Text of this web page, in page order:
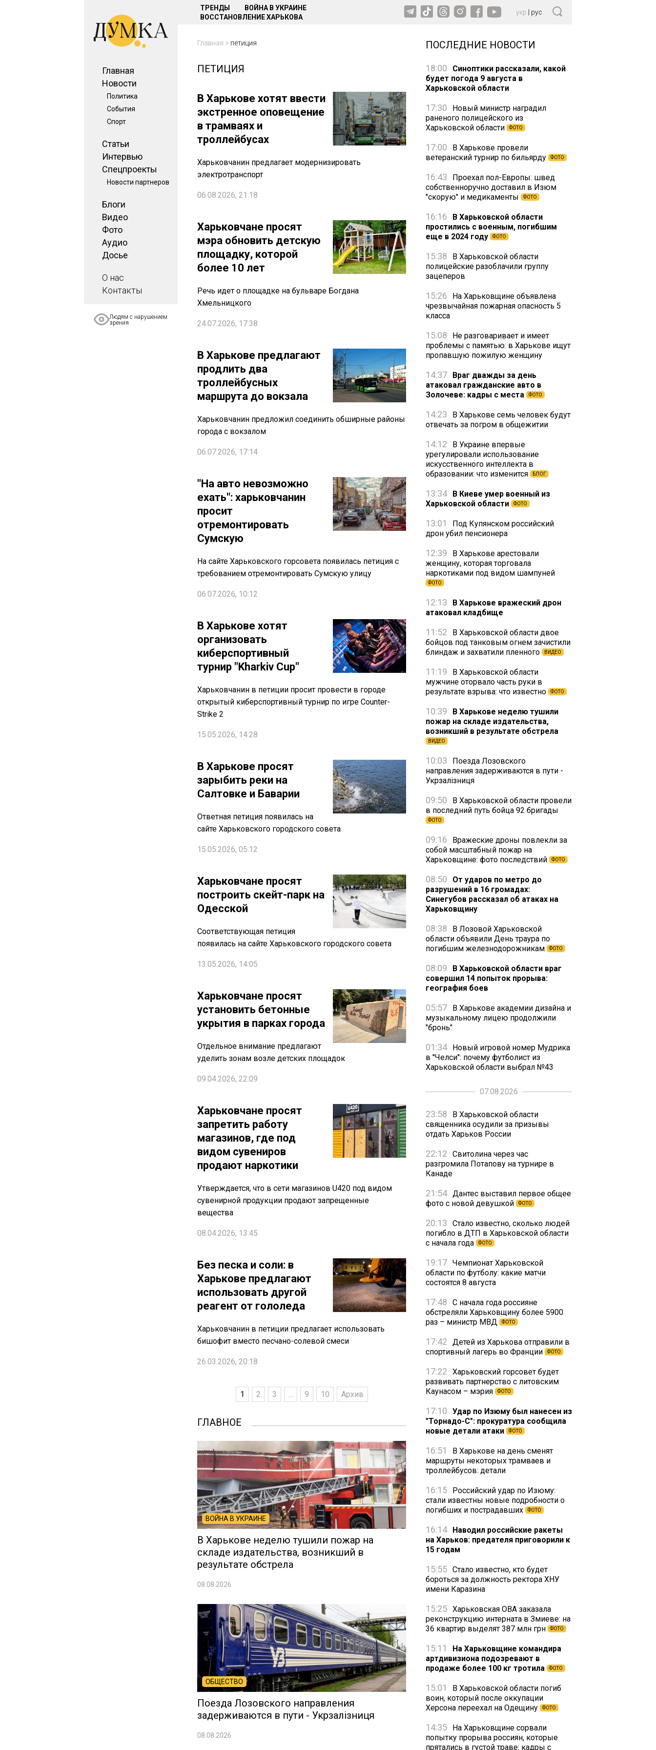
Главная
Новости
Политика
События
Спорт
Статьи
Интервью
Спецпроекты
Новости партнеров
Блоги
Видео
Фото
Аудио
Досье
О нас
Контакты
Людям с нарушением
зрения
ТРЕНДЫ
ВОЙНА В УКРАИНЕ
ВОССТАНОВЛЕНИЕ ХАРЬКОВА
укр рус
Главная > петиция
ПЕТИЦИЯ
В Харькове хотят ввести
экстренное оповещение
в трамваях и
троллейбусах
Харьковчанин предлагает модернизировать
электротранспорт
06.08.2026, 21:18
Харьковчане просят
мэра обновить детскую
площадку, которой
более 10 лет
Речь идет о площадке на бульваре Богдана
Хмельницкого
24.07.2026, 17:38
В Харькове предлагают
продлить два
троллейбусных
маршрута до вокзала
Харьковчанин предложил соединить обширные районы
города с вокзалом
06.07.2026, 17:14
"На авто невозможно
ехать": харьковчанин
просит
отремонтировать
Сумскую
На сайте Харьковского горсовета появилась петиция с
требованием отремонтировать Сумскую улицу
06.07.2026, 10:12
В Харькове хотят
организовать
киберспортивный
турнир "Kharkiv Cup"
Харьковчанин в петиции просит провести в городе
открытый киберспортивный турнир по игре Counter-
Strike 2
15.05.2026, 14:28
В Харькове просят
зарыбить реки на
Салтовке и Баварии
Ответная петиция появилась на
сайте Харьковского городского совета
15.05.2026, 05:12
Харьковчане просят
построить скейт-парк на
Одесской
Соответствующая петиция
появилась на сайте Харьковского городского совета
13.05.2026, 14:05
Харьковчане просят
установить бетонные
укрытия в парках города
Отдельное внимание предлагают
уделить зонам возле детских площадок
09.04.2026, 22:09
Харьковчане просят
запретить работу
магазинов, где под
видом сувениров
продают наркотики
Утверждается, что в сети магазинов U420 под видом
сувенирной продукции продают запрещенные
вещества
08.04.2026, 13:45
Без песка и соли: в
Харькове предлагают
использовать другой
реагент от гололеда
Харьковчанин в петиции предлагает использовать
бишофит вместо песчано-солевой смеси
26.03.2026, 20:18
1 2 3 ... 9 10 Архив
ГЛАВНОЕ
ВОЙНА В УКРАИНЕ
В Харькове неделю тушили пожар на
складе издательства, возникший в
результате обстрела
08.08.2026
ОБЩЕСТВО
Поезда Лозовского направления
задерживаются в пути - Укрзалізниця
08.08.2026
ПОСЛЕДНИЕ НОВОСТИ
18:00
Синоптики рассказали, какой
будет погода 9 августа в
Харьковской области
17:30
Новый министр наградил
раненого полицейского из
Харьковской области
ФОТО
17:00
В Харькове провели
ветеранский турнир по бильярду
ФОТО
16:43
Проехал пол-Европы: швед
собственноручно доставил в Изюм
"скорую" и медикаменты
ФОТО
16:16
В Харьковской области
простились с военным, погибшим
еще в 2024 году
ФОТО
15:38
В Харьковской области
полицейские разоблачили группу
зацеперов
15:26
На Харьковщине объявлена
чрезвычайная пожарная опасность 5
класса
15:08
Не разговаривает и имеет
проблемы с памятью: в Харькове ищут
пропавшую пожилую женщину
14:37
Враг дважды за день
атаковал гражданские авто в
Золочеве: кадры с места
ФОТО
14:23
В Харькове семь человек будут
отвечать за погром в общежитии
14:12
В Украине впервые
урегулировали использование
искусственного интеллекта в
образовании: что изменится
БЛОГ
13:34
В Киеве умер военный из
Харьковской области
ФОТО
13:01
Под Купянском российский
дрон убил пенсионера
12:39
В Харькове арестовали
женщину, которая торговала
наркотиками под видом шампуней
ФОТО
12:13
В Харькове вражеский дрон
атаковал кладбище
11:52
В Харьковской области двое
бойцов под танковым огнем зачистили
блиндаж и захватили пленного
ВИДЕО
11:19
В Харьковской области
мужчине оторвало часть руки в
результате взрыва: что известно
ФОТО
10:39
В Харькове неделю тушили
пожар на складе издательства,
возникший в результате обстрела
ВИДЕО
10:03
Поезда Лозовского
направления задерживаются в пути -
Укрзалізниця
09:50
В Харьковской области провели
в последний путь бойца 92 бригады
ФОТО
09:16
Вражеские дроны повлекли за
собой масштабный пожар на
Харьковщине: фото последствий
ФОТО
08:50
От ударов по метро до
разрушений в 16 громадах:
Синегубов рассказал об атаках на
Харьковщину
08:38
В Лозовой Харьковской
области объявили День траура по
погибшим железнодорожникам
ФОТО
08:09
В Харьковской области враг
совершил 14 попыток прорыва:
география боев
05:57
В Харькове академии дизайна и
музыкальному лицею продолжили
"бронь"
01:34
Новый игровой номер Мудрика
в "Челси": почему футболист из
Харьковской области выбрал №43
07.08.2026
23:58
В Харьковской области
священника осудили за призывы
отдать Харьков России
22:12
Свитолина через час
разгромила Потапову на турнире в
Канаде
21:54 Дантес выставил первое общее
фото с новой девушкой
ФОТО
20:13
Стало известно, сколько людей
погибло в ДТП в Харьковской области
с начала года
ФОТО
19:17 Чемпионат Харьковской
области по футболу: какие матчи
состоятся 8 августа
17:48
С начала года россияне
обстреляли Харьковщину более 5900
раз – министр МВД
ФОТО
17:42
Детей из Харькова отправили в
спортивный лагерь во Франции
ФОТО
17:22
Харьковский горсовет будет
развивать партнерство с литовским
Каунасом – мэрия
ФОТО
17:10
Удар по Изюму был нанесен из
"Торнадо-С": прокуратура сообщила
новые детали атаки
ФОТО
16:51
В Харькове на день сменят
маршруты некоторых трамваев и
троллейбусов: детали
16:15
Российский удар по Изюму:
стали известны новые подробности о
погибших и пострадавших
ФОТО
16:14
Наводил российские ракеты
на Харьков: предателя приговорили к
15 годам
15:55 Стало известно, кто будет
бороться за должность ректора ХНУ
имени Каразина
15:25 Харьковская ОВА заказала
реконструкцию интерната в Змиеве: на
36 квартир выделят 387 млн грн
ФОТО
15:11
На Харьковщине командира
артдивизиона подозревают в
продаже более 100 кг тротила
ФОТО
15:01
В Харьковской области погиб
воин, который после оккупации
Херсона переехал на Одещину
ФОТО
14:35
На Харьковщине сорвали
попытку прорыва россиян, которые
прятались в густой траве: кадры с